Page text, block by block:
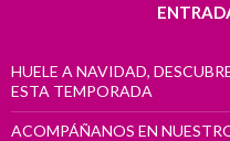
HUELE A NAVIDAD,
ESTA TEMPORADA
ACOMPÁÑANOS EN